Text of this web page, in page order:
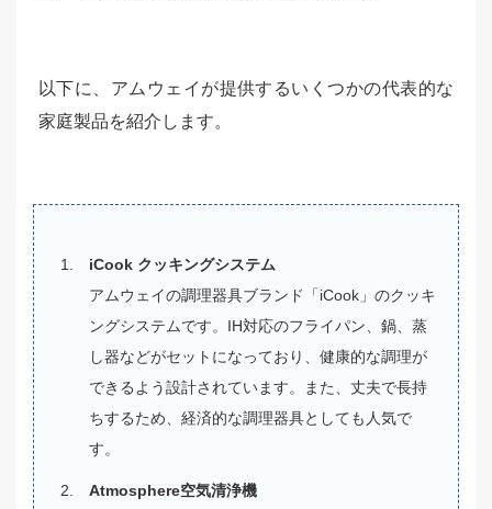
以下に、アムウェイが提供するいくつかの代表的な
家庭製品を紹介します。
iCook クッキングシステム
アムウェイの調理器具ブランド「iCook」のクッキ
ングシステムです。IH対応のフライパン、鍋、蒸
し器などがセットになっており、健康的な調理が
できるよう設計されています。また、丈夫で長持
ちするため、経済的な調理器具としても人気で
す。
Atmosphere空気清浄機